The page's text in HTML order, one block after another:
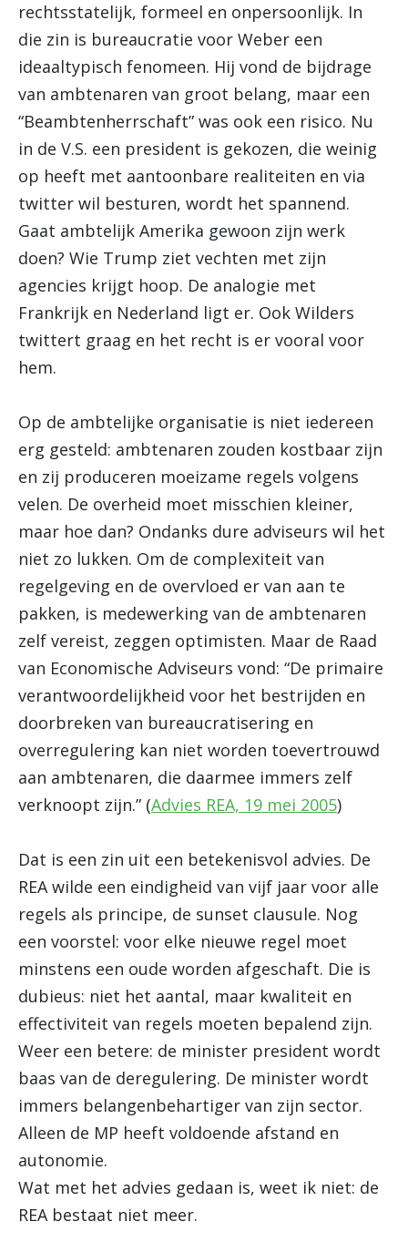
rechtsstatelijk, formeel en onpersoonlijk. In
die zin is bureaucratie voor Weber een
ideaaltypisch fenomeen. Hij vond de bijdrage
van ambtenaren van groot belang, maar een
“Beambtenherrschaft” was ook een risico. Nu
in de V.S. een president is gekozen, die weinig
op heeft met aantoonbare realiteiten en via
twitter wil besturen, wordt het spannend.
Gaat ambtelijk Amerika gewoon zijn werk
doen? Wie Trump ziet vechten met zijn
agencies krijgt hoop. De analogie met
Frankrijk en Nederland ligt er. Ook Wilders
twittert graag en het recht is er vooral voor
hem.
Op de ambtelijke organisatie is niet iedereen
erg gesteld: ambtenaren zouden kostbaar zijn
en zij produceren moeizame regels volgens
velen. De overheid moet misschien kleiner,
maar hoe dan? Ondanks dure adviseurs wil het
niet zo lukken. Om de complexiteit van
regelgeving en de overvloed er van aan te
pakken, is medewerking van de ambtenaren
zelf vereist, zeggen optimisten. Maar de Raad
van Economische Adviseurs vond: “De primaire
verantwoordelijkheid voor het bestrijden en
doorbreken van bureaucratisering en
overregulering kan niet worden toevertrouwd
aan ambtenaren, die daarmee immers zelf
verknoopt zijn.” (Advies REA, 19 mei 2005)
Dat is een zin uit een betekenisvol advies. De
REA wilde een eindigheid van vijf jaar voor alle
regels als principe, de sunset clausule. Nog
een voorstel: voor elke nieuwe regel moet
minstens een oude worden afgeschaft. Die is
dubieus: niet het aantal, maar kwaliteit en
effectiviteit van regels moeten bepalend zijn.
Weer een betere: de minister president wordt
baas van de deregulering. De minister wordt
immers belangenbehartiger van zijn sector.
Alleen de MP heeft voldoende afstand en
autonomie.
Wat met het advies gedaan is, weet ik niet: de
REA bestaat niet meer.